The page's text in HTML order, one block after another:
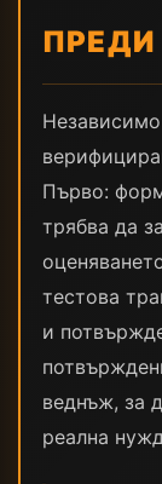
Първо:
трябва да
тестова
и
веднъж, за
реална